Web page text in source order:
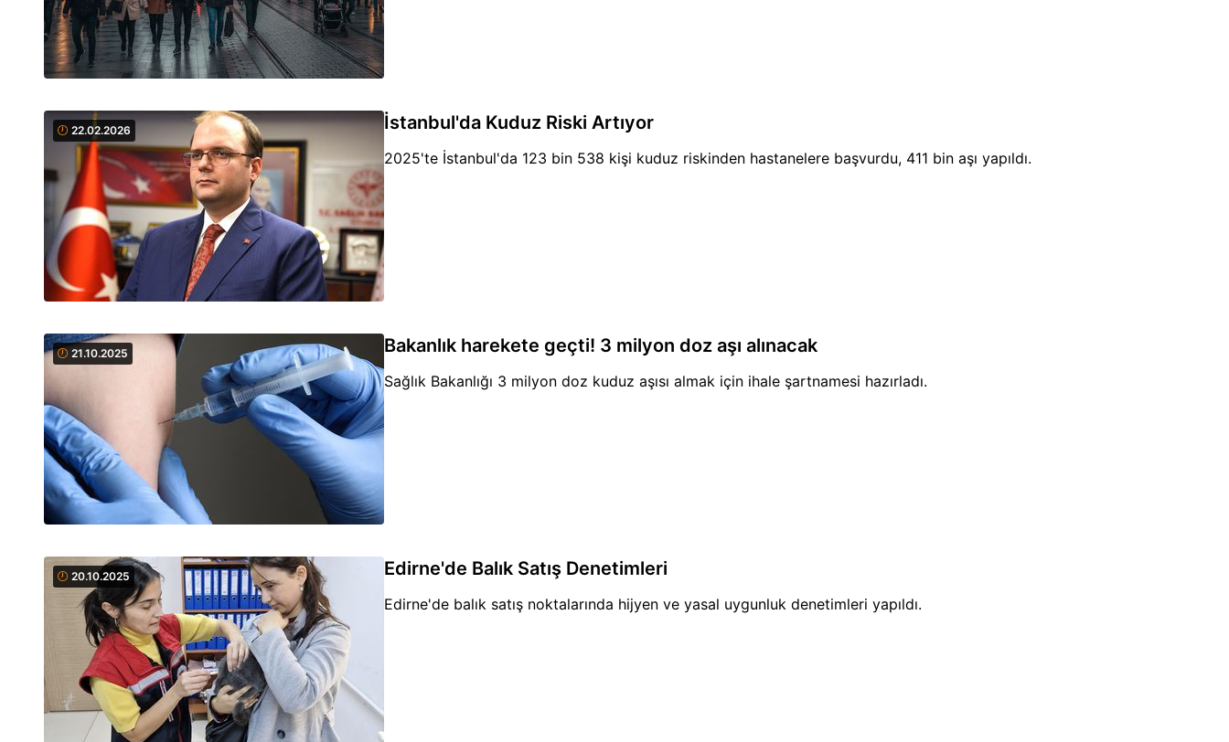
22.02.2026 İstanbul'da Kuduz Riski Artıyor
2025'te İstanbul'da 123 bin 538 kişi kuduz riskinden hastanelere başvurdu, 411 bin aşı yapıldı.
21.10.2025 Bakanlık harekete geçti! 3 milyon doz aşı alınacak
Sağlık Bakanlığı 3 milyon doz kuduz aşısı almak için ihale şartnamesi hazırladı.
20.10.2025 Edirne'de Balık Satış Denetimleri
Edirne'de balık satış noktalarında hijyen ve yasal uygunluk denetimleri yapıldı.